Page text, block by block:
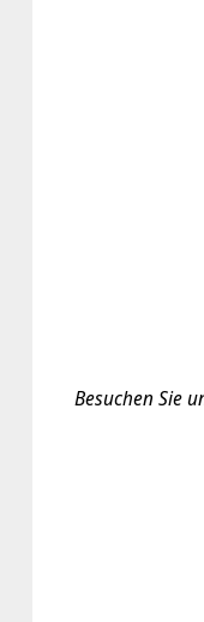
Besuchen Sie